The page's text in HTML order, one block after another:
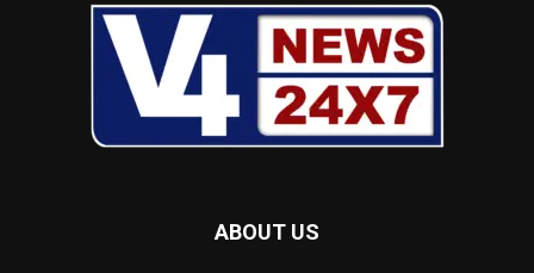
ABOUT US